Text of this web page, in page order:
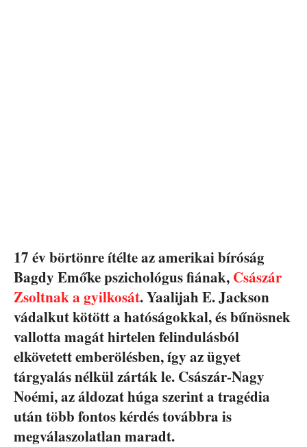
17 év börtönre ítélte az amerikai bíróság
Bagdy Emőke pszichológus fiának, Császár
Zsoltnak a gyilkosát. Yaalijah E. Jackson
vádalkut kötött a hatóságokkal, és bűnösnek
vallotta magát hirtelen felindulásból
elkövetett emberölésben, így az ügyet
tárgyalás nélkül zárták le. Császár-Nagy
Noémi, az áldozat húga szerint a tragédia
után több fontos kérdés továbbra is
megválaszolatlan maradt.